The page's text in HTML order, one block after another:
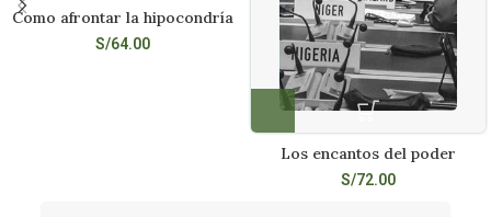
Como afrontar la hipocondría
S/64.00
Los encantos del poder
S/72.00